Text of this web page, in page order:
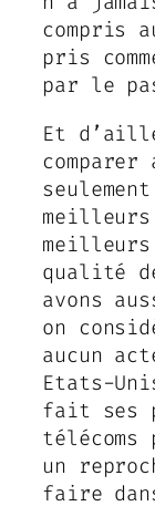
compris
pris
par le
Et
meilleurs
qualité
avons
on
aucun
Etats-
fait ses
télécoms
un
faire